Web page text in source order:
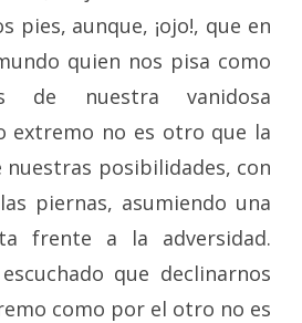
pies, aunque, ¡ojo!, que en
quien nos pisa como
de nuestra vanidosa
extremo no es otro que la
nuestras posibilidades, con
piernas, asumiendo una
frente a la adversidad.
que declinarnos
como por el otro no es